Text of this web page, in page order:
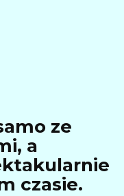
ze
a
czasie.